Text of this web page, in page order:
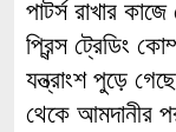
পাটর্স রাখার
প্রিন্স ট্রেডিং
যন্ত্রাংশ পুড়ে
থেকে আমদানীর